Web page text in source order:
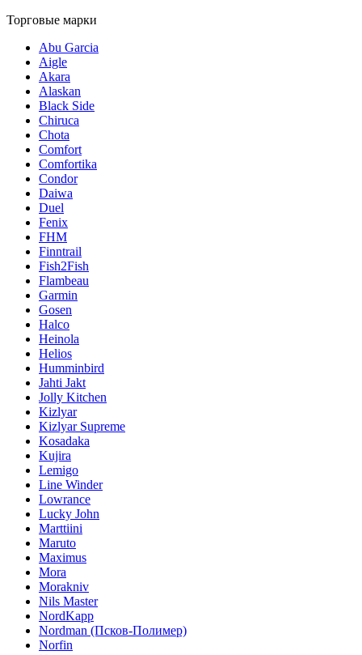
Торговые марки
Abu Garcia
Aigle
Akara
Alaskan
Black Side
Chiruca
Chota
Comfort
Comfortika
Condor
Daiwa
Duel
Fenix
FHM
Finntrail
Fish2Fish
Flambeau
Garmin
Gosen
Halco
Heinola
Helios
Humminbird
Jahti Jakt
Jolly Kitchen
Kizlyar
Kizlyar Supreme
Kosadaka
Kujira
Lemigo
Line Winder
Lowrance
Lucky John
Marttiini
Maruto
Maximus
Mora
Morakniv
Nils Master
NordKapp
Nordman (Псков-Полимер)
Norfin